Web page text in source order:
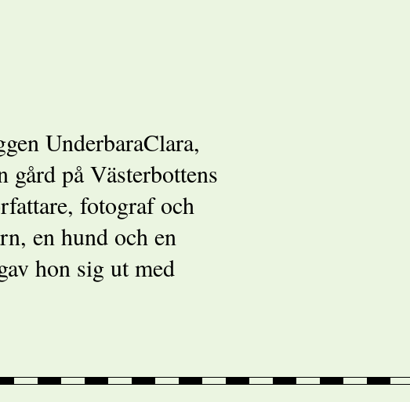
UnderbaraClara,
gård på Västerbottens
fotograf och
en hund och en
hon sig ut med